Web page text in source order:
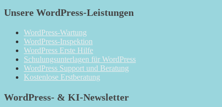
Unsere WordPress-Leistungen
WordPress-Wartung
WordPress-Inspektion
WordPress Erste Hilfe
Schulungsunterlagen für WordPress
WordPress Support und Beratung
Kostenlose Erstberatung
WordPress- & KI-Newsletter